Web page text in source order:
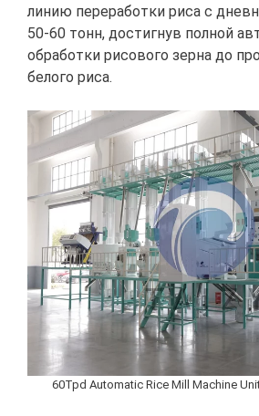
линию переработки риса с
50-60 тонн, достигнув полной
обработки рисового зерна до
белого риса.
60Tpd Automatic Rice Mill Machine